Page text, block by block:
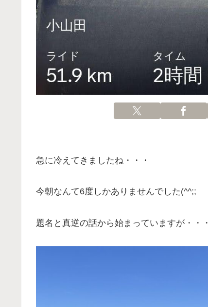
急に冷えてきましたね・・・
今朝なんて6度しかありませんでした(^^;;
題名と真逆の話から始まっていますが・・・